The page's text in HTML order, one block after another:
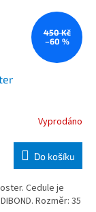
450 Kč
–60 %
Vyprodáno
Do košíku
Cedule je
Rozměr: 35